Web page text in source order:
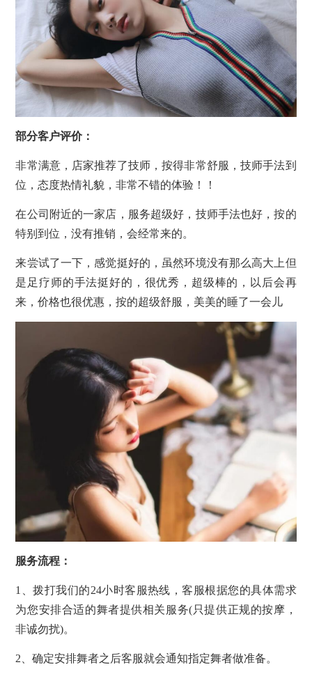
部分客户评价：
非常满意，店家推荐了技师，按得非常舒服，技师手法到
位，态度热情礼貌，非常不错的体验！！
在公司附近的一家店，服务超级好，技师手法也好，按的
特别到位，没有推销，会经常来的。
来尝试了一下，感觉挺好的，虽然环境没有那么高大上但
是足疗师的手法挺好的，很优秀，超级棒的，以后会再
来，价格也很优惠，按的超级舒服，美美的睡了一会儿
服务流程：
1、拨打我们的24小时客服热线，客服根据您的具体需求
为您安排合适的舞者提供相关服务(只提供正规的按摩，
非诚勿扰)。
2、确定安排舞者之后客服就会通知指定舞者做准备。